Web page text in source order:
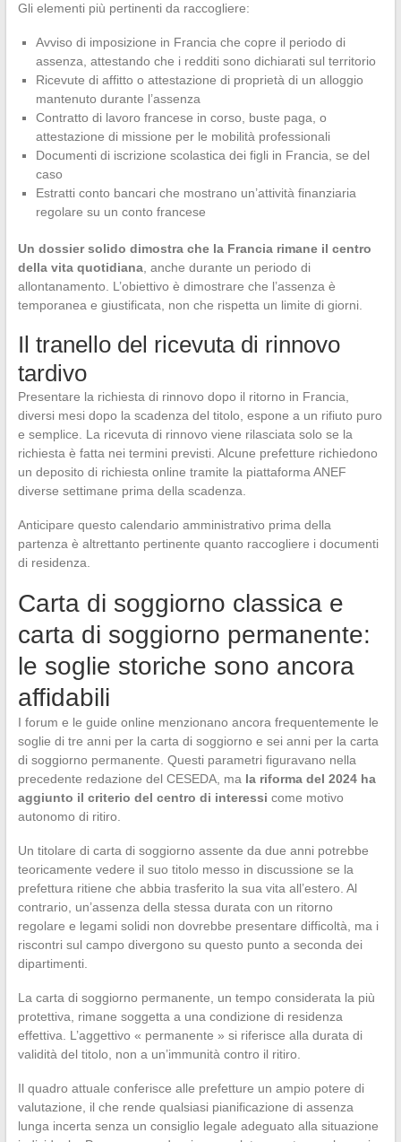
Gli elementi più pertinenti da raccogliere:
Avviso di imposizione in Francia che copre il periodo di
assenza, attestando che i redditi sono dichiarati sul territorio
Ricevute di affitto o attestazione di proprietà di un alloggio
mantenuto durante l’assenza
Contratto di lavoro francese in corso, buste paga, o
attestazione di missione per le mobilità professionali
Documenti di iscrizione scolastica dei figli in Francia, se del
caso
Estratti conto bancari che mostrano un’attività finanziaria
regolare su un conto francese
Un dossier solido dimostra che la Francia rimane il centro
della vita quotidiana, anche durante un periodo di
allontanamento. L’obiettivo è dimostrare che l’assenza è
temporanea e giustificata, non che rispetta un limite di giorni.
Il tranello del ricevuta di rinnovo
tardivo
Presentare la richiesta di rinnovo dopo il ritorno in Francia,
diversi mesi dopo la scadenza del titolo, espone a un rifiuto puro
e semplice. La ricevuta di rinnovo viene rilasciata solo se la
richiesta è fatta nei termini previsti. Alcune prefetture richiedono
un deposito di richiesta online tramite la piattaforma ANEF
diverse settimane prima della scadenza.
Anticipare questo calendario amministrativo prima della
partenza è altrettanto pertinente quanto raccogliere i documenti
di residenza.
Carta di soggiorno classica e
carta di soggiorno permanente:
le soglie storiche sono ancora
affidabili
I forum e le guide online menzionano ancora frequentemente le
soglie di tre anni per la carta di soggiorno e sei anni per la carta
di soggiorno permanente. Questi parametri figuravano nella
precedente redazione del CESEDA, ma la riforma del 2024 ha
aggiunto il criterio del centro di interessi come motivo
autonomo di ritiro.
Un titolare di carta di soggiorno assente da due anni potrebbe
teoricamente vedere il suo titolo messo in discussione se la
prefettura ritiene che abbia trasferito la sua vita all’estero. Al
contrario, un’assenza della stessa durata con un ritorno
regolare e legami solidi non dovrebbe presentare difficoltà, ma i
riscontri sul campo divergono su questo punto a seconda dei
dipartimenti.
La carta di soggiorno permanente, un tempo considerata la più
protettiva, rimane soggetta a una condizione di residenza
effettiva. L’aggettivo « permanente » si riferisce alla durata di
validità del titolo, non a un’immunità contro il ritiro.
Il quadro attuale conferisce alle prefetture un ampio potere di
valutazione, il che rende qualsiasi pianificazione di assenza
lunga incerta senza un consiglio legale adeguato alla situazione